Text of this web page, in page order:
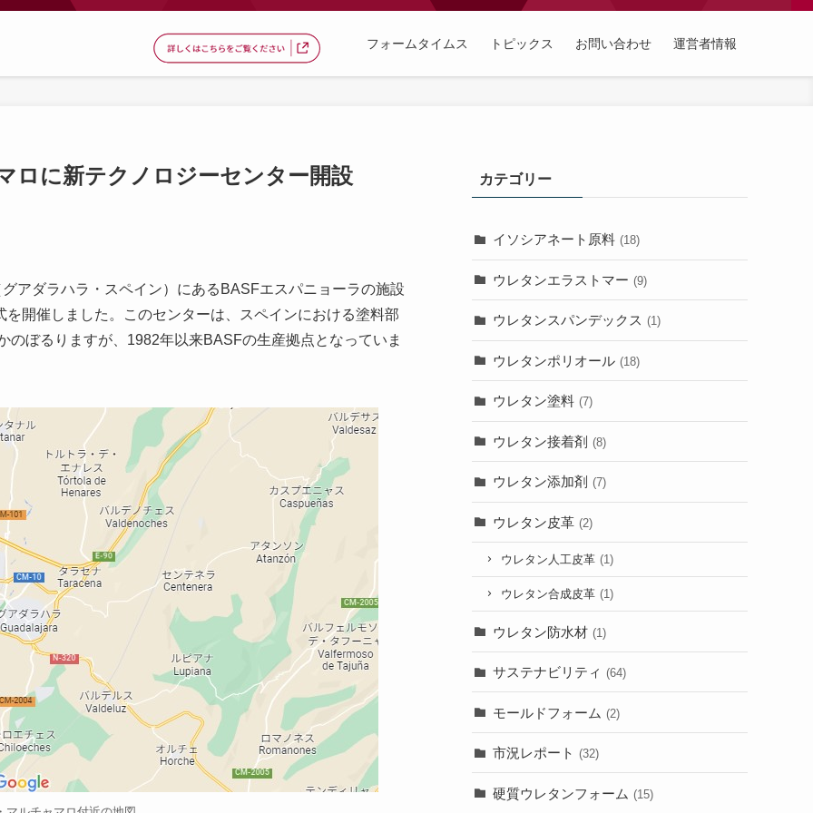
フォームタイムス トピックス お問い合わせ 運営者情報
ロに新テクノロジーセンター開設
アダラハラ・スペイン）にあるBASFエスパニョーラの施設
開催しました。このセンターは、スペインにおける塗料部
ぼるりますが、1982年以来BASFの生産拠点となっていま
カテゴリー
イソシアネート原料 (18)
ウレタンエラストマー (9)
ウレタンスパンデックス (1)
ウレタンポリオール (18)
ウレタン塗料 (7)
ウレタン接着剤 (8)
ウレタン添加剤 (7)
ウレタン皮革 (2)
ウレタン人工皮革 (1)
ウレタン合成皮革 (1)
ウレタン防水材 (1)
サステナビリティ (64)
モールドフォーム (2)
市況レポート (32)
硬質ウレタンフォーム (15)